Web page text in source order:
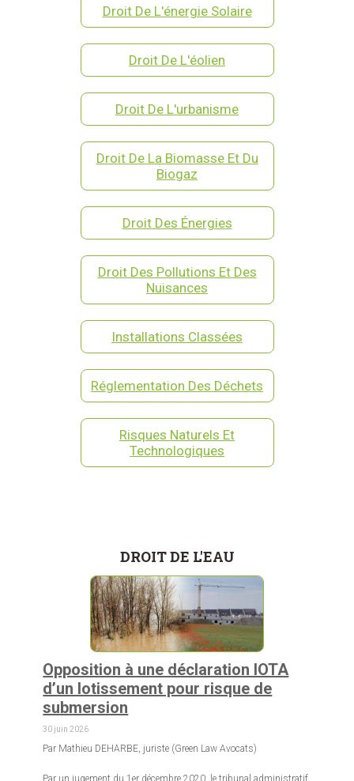
Droit De L'énergie Solaire
Droit De L'éolien
Droit De L'urbanisme
Droit De La Biomasse Et Du
Biogaz
Droit Des Énergies
Droit Des Pollutions Et Des
Nuisances
Installations Classées
Réglementation Des Déchets
Risques Naturels Et
Technologiques
DROIT DE L'EAU
Opposition à une déclaration IOTA
d’un lotissement pour risque de
submersion
30 juin 2026
Par Mathieu DEHARBE, juriste (Green Law Avocats)